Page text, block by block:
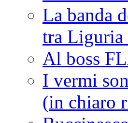
La banda
tra Liguria
Al boss
I vermi
(in chiaro